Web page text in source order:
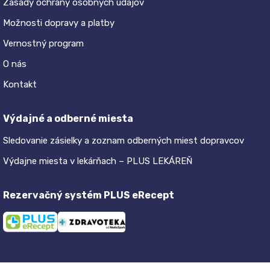
Zásady ochrany osobných údajov
Možnosti dopravy a platby
Vernostný program
O nás
Kontakt
Výdajné a odberné miesta
Sledovanie zásielky a zoznam odberných miest dopravcov
Výdajne miesta v lekárňach – PLUS LEKÁREŇ
Rezervačný systém PLUS eRecept